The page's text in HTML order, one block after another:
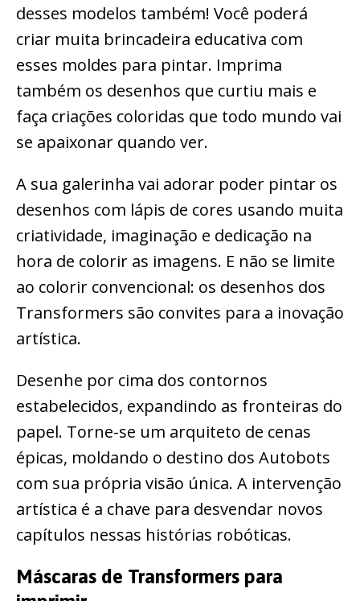
desses modelos também! Você poderá
criar muita brincadeira educativa com
esses moldes para pintar. Imprima
também os desenhos que curtiu mais e
faça criações coloridas que todo mundo vai
se apaixonar quando ver.
A sua galerinha vai adorar poder pintar os
desenhos com lápis de cores usando muita
criatividade, imaginação e dedicação na
hora de colorir as imagens. E não se limite
ao colorir convencional: os desenhos dos
Transformers são convites para a inovação
artística.
Desenhe por cima dos contornos
estabelecidos, expandindo as fronteiras do
papel. Torne-se um arquiteto de cenas
épicas, moldando o destino dos Autobots
com sua própria visão única. A intervenção
artística é a chave para desvendar novos
capítulos nessas histórias robóticas.
Máscaras de Transformers para